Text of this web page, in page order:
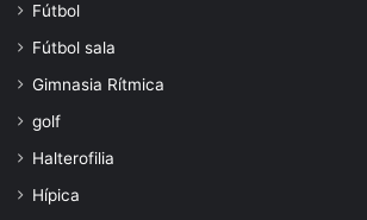
Fútbol
Fútbol sala
Gimnasia Rítmica
golf
Halterofilia
Hípica